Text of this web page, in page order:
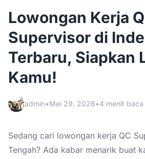
Lowongan Kerja
Supervisor di
Terbaru, Siapkan
Kamu!
admin•Mei 29, 2026•4 menit baca
Sedang cari lowongan kerja QC
Tengah? Ada kabar menarik buat